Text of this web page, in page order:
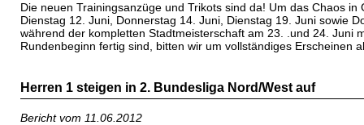
Die neuen Trainingsanzüge und Trikots sind da! Um das Chaos
Dienstag 12. Juni, Donnerstag 14. Juni, Dienstag 19. Juni sowie
während der kompletten Stadtmeisterschaft am 23. .und 24. Juni
Rundenbeginn fertig sind, bitten wir um vollständiges Erscheinen
Herren 1 steigen in 2. Bundesliga Nord/West auf
Bericht vom 11.06.2012